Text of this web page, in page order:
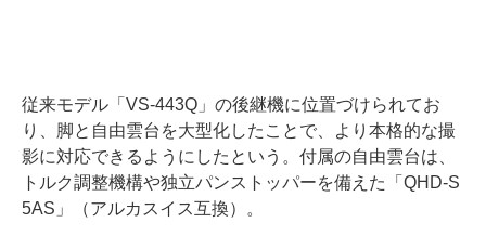
従来モデル「VS-443Q」の後継機に位置づけられてお
り、脚と自由雲台を大型化したことで、より本格的な撮
影に対応できるようにしたという。付属の自由雲台は、
トルク調整機構や独立パンストッパーを備えた「QHD-S
5AS」（アルカスイス互換）。